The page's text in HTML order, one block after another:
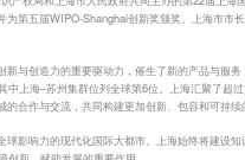
第五届WIPO-Shanghai创新奖颁奖。上海市
与创造力的重要驱动力，催生了新的产品与
上海–苏州集群位列全球第6位。上海汇聚了
合作与交流，共同构建更加创新、包容和可持续
影响力的现代化国际大都市。上海始终将建